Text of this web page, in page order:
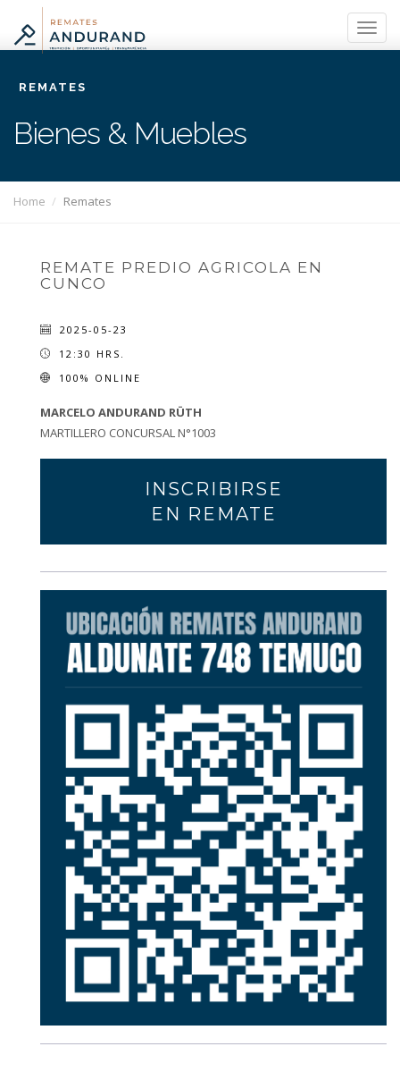
REMATES
Bienes & Muebles
Home Remates
REMATE PREDIO AGRICOLA EN
CUNCO
2025-05-23
12:30 HRS.
100% ONLINE
MARCELO ANDURAND RÜTH
MARTILLERO CONCURSAL N°1003
INSCRIBIRSE
EN REMATE